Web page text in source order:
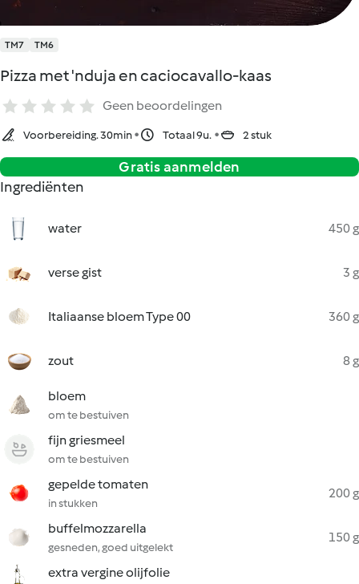
TM7 TM6
Pizza met 'nduja en caciocavallo-kaas
Geen beoordelingen
Voorbereiding. 30min Totaal 9u. 2 stuk
Gratis aanmelden
Ingrediënten
water 450 g
verse gist 3 g
Italiaanse bloem Type 00 360 g
zout 8 g
bloem
om te bestuiven
fijn griesmeel
om te bestuiven
gepelde tomaten
in stukken
200 g
buffelmozzarella
gesneden, goed uitgelekt
150 g
extra vergine olijfolie